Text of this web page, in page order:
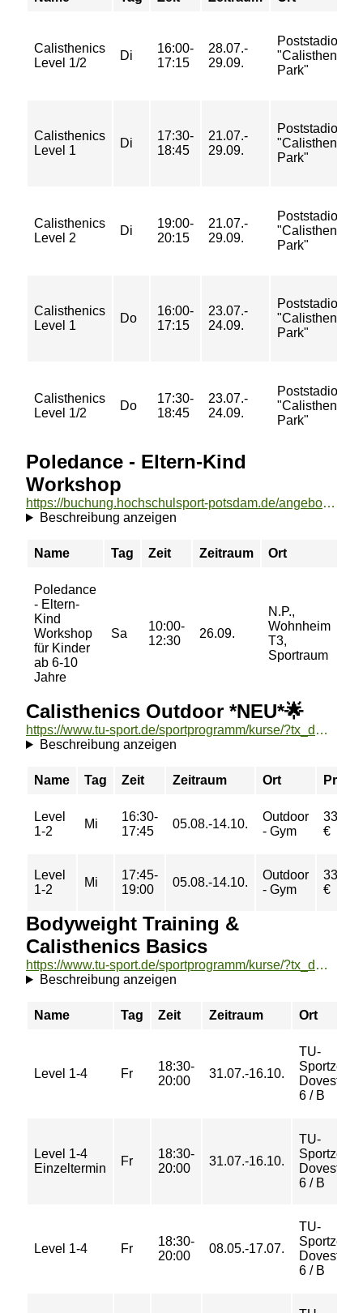
Calisthenics
Level 1/2
Di
16:00-
17:15
28.07.-
29.09.
Poststadion
"Calisthenics-
Park"
Calisthenics
Level 1
Di
17:30-
18:45
21.07.-
29.09.
Poststadion
"Calisthenics-
Park"
Calisthenics
Level 2
Di
19:00-
20:15
21.07.-
29.09.
Poststadion
"Calisthenics-
Park"
Calisthenics
Level 1
Do
16:00-
17:15
23.07.-
24.09.
Poststadion
"Calisthenics-
Park"
Calisthenics
Level 1/2
Do
17:30-
18:45
23.07.-
24.09.
Poststadion
"Calisthenics-
Park"
Poledance - Eltern-Kind
Workshop
https://buchung.hochschulsport-potsdam.de/angebote/aktueller_zeitraum/_Poledance_-_Eltern-Kind_Workshop.html
Beschreibung anzeigen
Name Tag Zeit Zeitraum Ort
Poledance
- Eltern-
Kind
Workshop
für Kinder
ab 6-10
Jahre
Sa
10:00-
12:30
26.09.
N.P.,
Wohnheim
T3,
Sportraum
Calisthenics Outdoor *NEU*🌟
https://www.tu-sport.de/sportprogramm/kurse/?tx_dwzeh_courses%5Baction%5D=show&tx_dwzeh_courses%5BsportsDescription%5D=1501&cHash=c43b8c87922bd50426787a11007cb583
Beschreibung anzeigen
Name Tag Zeit Zeitraum Ort Preis
Level
1-2
Mi
16:30-
17:45
05.08.-14.10.
Outdoor
- Gym
33,00
€
Level
1-2
Mi
17:45-
19:00
05.08.-14.10.
Outdoor
- Gym
33,00
€
Bodyweight Training &
Calisthenics Basics
https://www.tu-sport.de/sportprogramm/kurse/?tx_dwzeh_courses%5Baction%5D=show&tx_dwzeh_courses%5BsportsDescription%5D=1711&cHash=2378c5745ded5c09de0dd0b71d2f37d5
Beschreibung anzeigen
Name Tag Zeit Zeitraum Ort
Level 1-4 Fr
18:30-
20:00
31.07.-16.10.
TU-
6 / B
Level 1-4
Einzeltermin
Fr
18:30-
20:00
31.07.-16.10.
TU-
6 / B
Level 1-4 Fr
18:30-
20:00
08.05.-17.07.
TU-
6 / B